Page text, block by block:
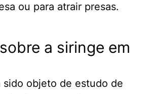
ou para atrair presas.
a siringe em
sido objeto de estudo de